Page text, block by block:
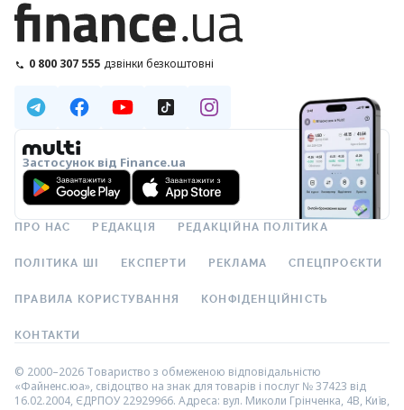
0 800 307 555 дзвінки безкоштовні
Застосунок від Finance.ua
ПРО НАС РЕДАКЦІЯ РЕДАКЦІЙНА ПОЛІТИКА
ПОЛІТИКА ШІ ЕКСПЕРТИ РЕКЛАМА СПЕЦПРОЄКТИ
ПРАВИЛА КОРИСТУВАННЯ КОНФІДЕНЦІЙНІСТЬ
КОНТАКТИ
© 2000–2026 Товариство з обмеженою відповідальністю
«Файненс.юа», свідоцтво на знак для товарів і послуг № 37423 від
16.02.2004, ЄДРПОУ 22929966. Адреса: вул. Миколи Грінченка, 4В, Київ,